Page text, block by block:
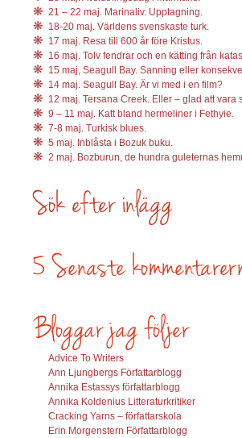
21 – 22 maj. Marinaliv. Upptagning.
18-20 maj. Världens svenskaste turk.
17 maj. Resa till 600 år före Kristus.
16 maj. Tolv fendrar och en kätting från
15 maj, Seagull Bay. Sanning eller
14 maj. Seagull Bay. Är vi med i en film?
12 maj. Tersana Creek. Eller – glad att vara
9 – 11 maj. Katt bland hermeliner i Fethyie.
7-8 maj. Turkisk blues.
5 maj. Inblåsta i Bozuk buku.
2 maj. Bozburun, de hundra guleternas
Advice To Writers
Ann Ljungbergs Författarblogg
Annika Estassys författarblogg
Annika Koldenius Litteraturkritiker
Cracking Yarns – författarskola
Erin Morgenstern Författarblogg